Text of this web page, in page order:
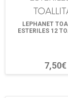
LEPHANET
ESTERILES 12
7,50€